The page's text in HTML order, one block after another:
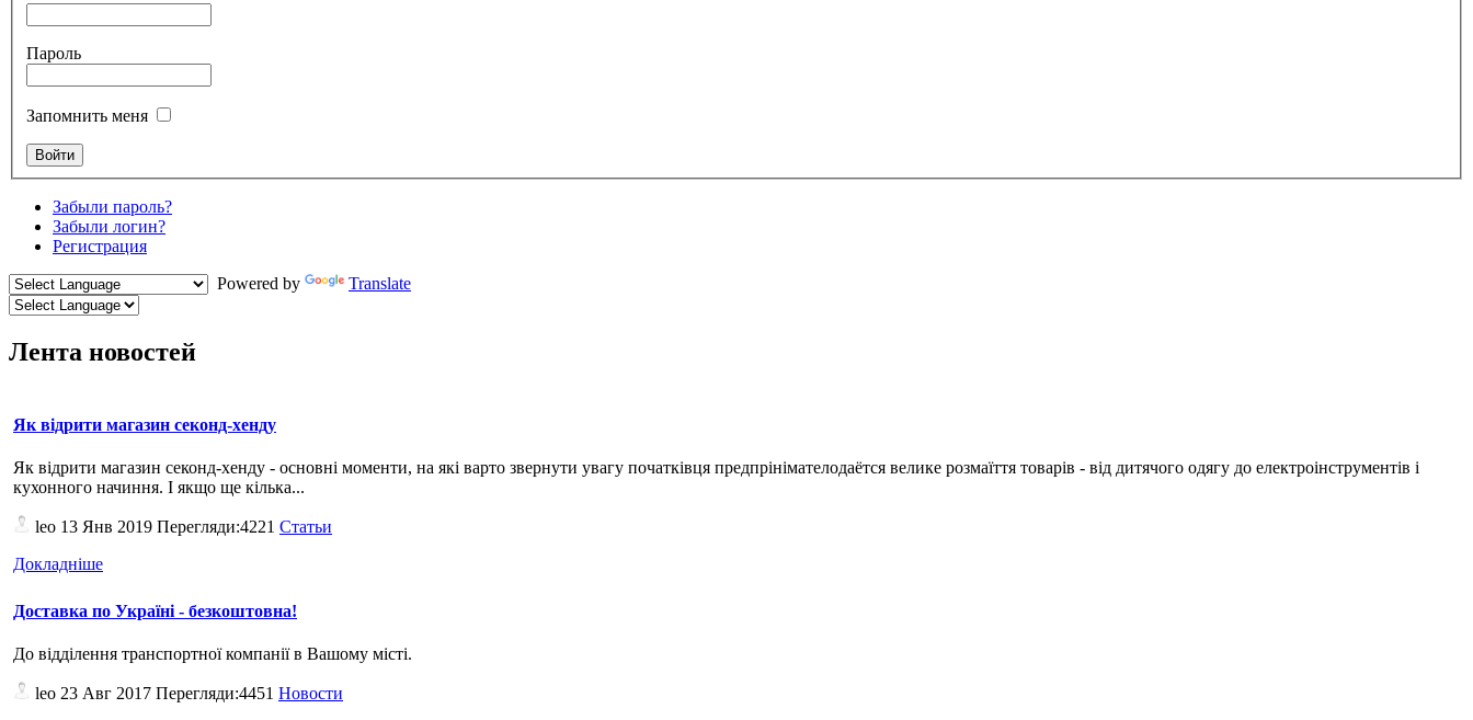
Пароль
Запомнить меня
Забыли пароль?
Забыли логин?
Регистрация
Powered by
Translate
Лента новостей
Як відрити магазин секонд-хенду
Як відрити магазин секонд-хенду - основні моменти, на які варто звернути увагу початківця предпрінімателодаётся велике розмаїття товарів - від дитячого одягу до електроінструментів і
кухонного начиння. І якщо ще кілька...
leo 13 Янв 2019 Перегляди:4221 Статьи
Докладніше
Доставка по Україні - безкоштовна!
До відділення транспортної компанії в Вашому місті.
leo 23 Авг 2017 Перегляди:4451 Новости